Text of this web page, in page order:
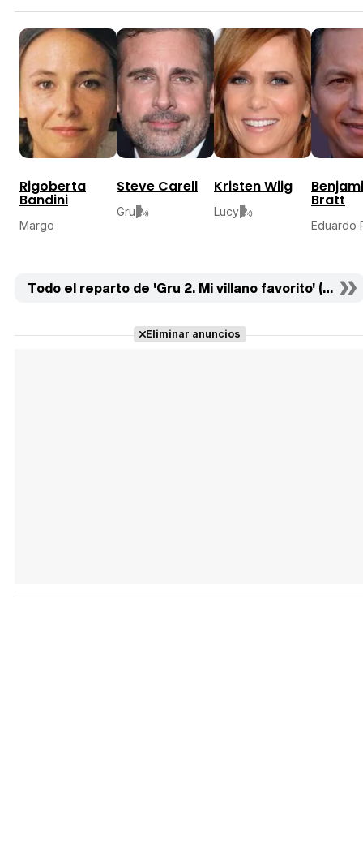
Rigoberta
Bandini
Margo
Steve Carell
Gru
Kristen Wiig
Lucy
Bratt
Eduardo
Todo el reparto de 'Gru 2. Mi villano favorito' (23)
Eliminar anuncios